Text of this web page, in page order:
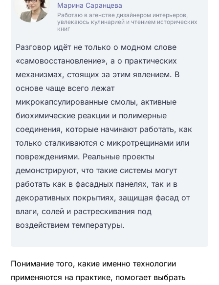
Марина Саранцева
Работаю в агенстве дизайнером интерьеров,
увлекаюсь кулинарией и чтением исторических
книг
Разговор идёт не только о модном слове
«самовосстановление», а о практических
механизмах, стоящих за этим явлением. В
основе чаще всего лежат
микрокапсулированные смолы, активные
биохимические реакции и полимерные
соединения, которые начинают работать, как
только сталкиваются с микротрещинами или
повреждениями. Реальные проекты
демонстрируют, что такие системы могут
работать как в фасадных панелях, так и в
декоративных покрытиях, защищая фасад от
влаги, солей и растрескивания под
воздействием температуры.
Понимание того, какие именно технологии
применяются на практике, помогает выбрать